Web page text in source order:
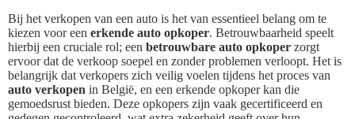
Bij het verkopen van een auto is het van essentieel belang om te
kiezen voor een erkende auto opkoper. Betrouwbaarheid speelt
hierbij een cruciale rol; een betrouwbare auto opkoper zorgt
ervoor dat de verkoop soepel en zonder problemen verloopt. Het is
belangrijk dat verkopers zich veilig voelen tijdens het proces van
auto verkopen in België, en een erkende opkoper kan die
gemoedsrust bieden. Deze opkopers zijn vaak gecertificeerd en